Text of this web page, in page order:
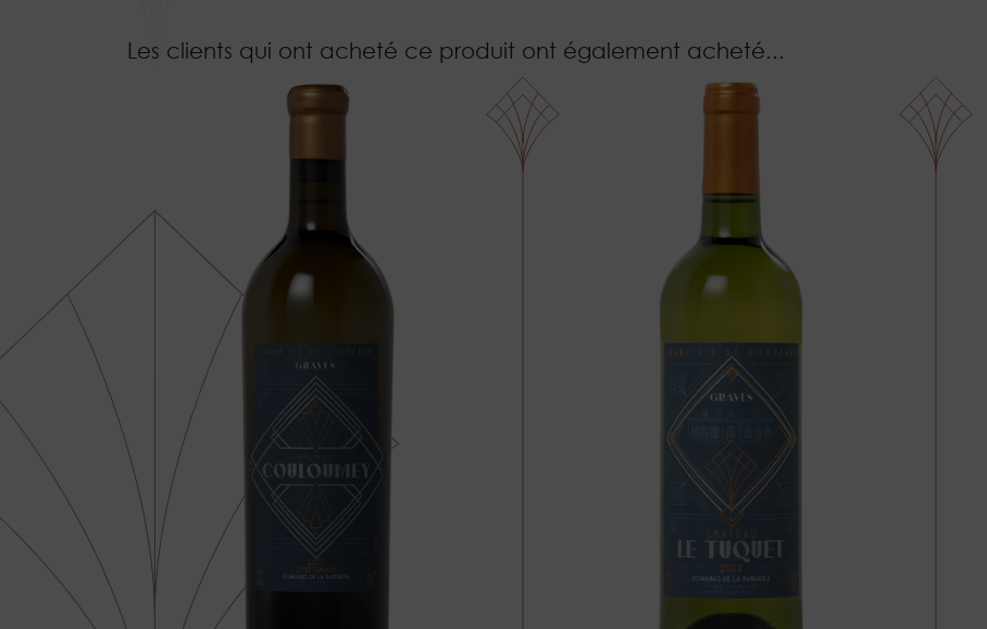
Les clients qui ont acheté ce produit ont également acheté...